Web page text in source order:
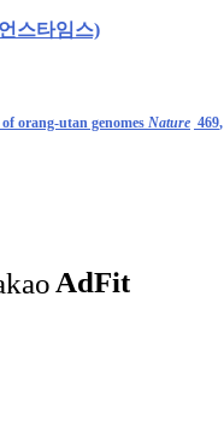
스타임스)
orang-utan genomes Nature 469,